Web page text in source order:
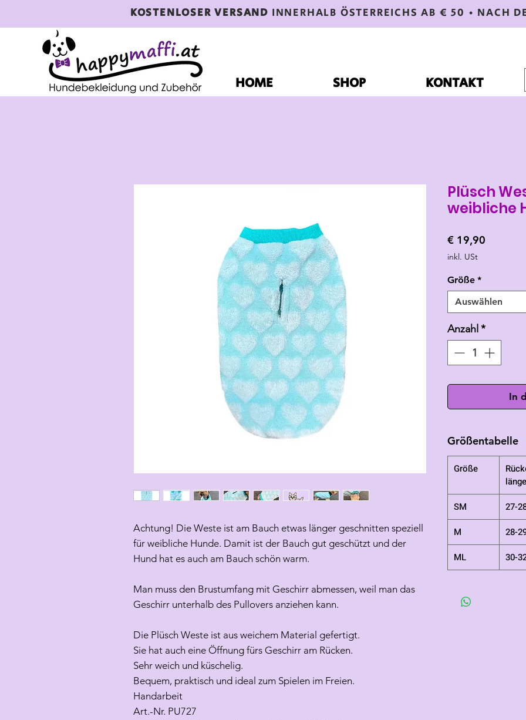
KOSTENLOSER VERSAND INNERHALB ÖSTERREICHS AB € 50 • NACH
HOME SHOP KONTAKT
Achtung! Die Weste ist am Bauch etwas länger geschnitten speziell
für weibliche Hunde. Damit ist der Bauch gut geschützt und der
Hund hat es auch am Bauch schön warm.
Man muss den Brustumfang mit Geschirr abmessen, weil man das
Geschirr unterhalb des Pullovers anziehen kann.
Die Plüsch Weste ist aus weichem Material gefertigt.
Sie hat auch eine Öffnung fürs Geschirr am Rücken.
Sehr weich und küschelig.
Bequem, praktisch und ideal zum Spielen im Freien.
Handarbeit
Art.-Nr. PU727
Plüsch
weibliche
€ 19,90
inkl. USt
Größe *
Auswählen
Anzahl *
In
Größentabelle
Größe
länge
SM
27-
M
28-
ML
30-